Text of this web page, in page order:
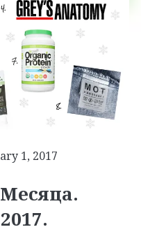
1, 2017